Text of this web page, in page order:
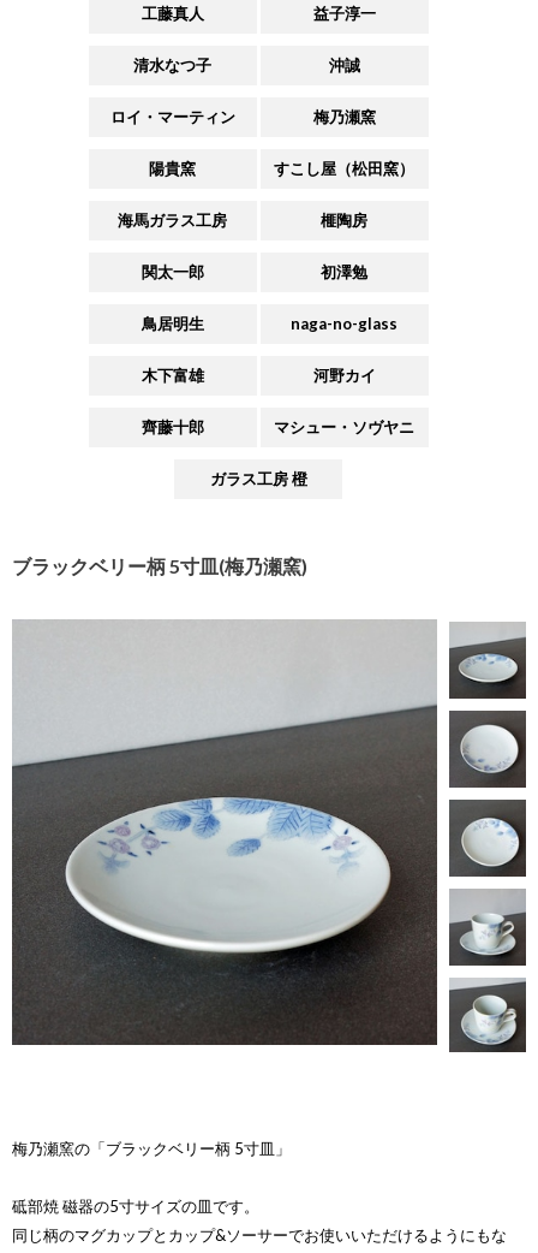
工藤真人 益子淳一
清水なつ子 沖誠
ロイ・マーティン 梅乃瀬窯
陽貴窯 すこし屋（松田窯）
海馬ガラス工房 榧陶房
関太一郎 初澤勉
鳥居明生 naga-no-glass
木下富雄 河野カイ
齊藤十郎 マシュー・ソヴヤニ
ガラス工房 橙
ブラックベリー柄 5寸皿(梅乃瀬窯)
梅乃瀬窯の「ブラックベリー柄 5寸皿」
砥部焼 磁器の5寸サイズの皿です。
同じ柄のマグカップとカップ&ソーサーでお使いいただけるようにもな